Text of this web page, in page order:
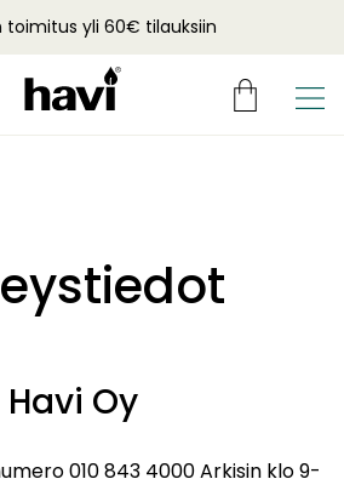
toimitus yli 60€ tilauksiin
Havi Oy
010 843 4000 Arkisin klo 9-